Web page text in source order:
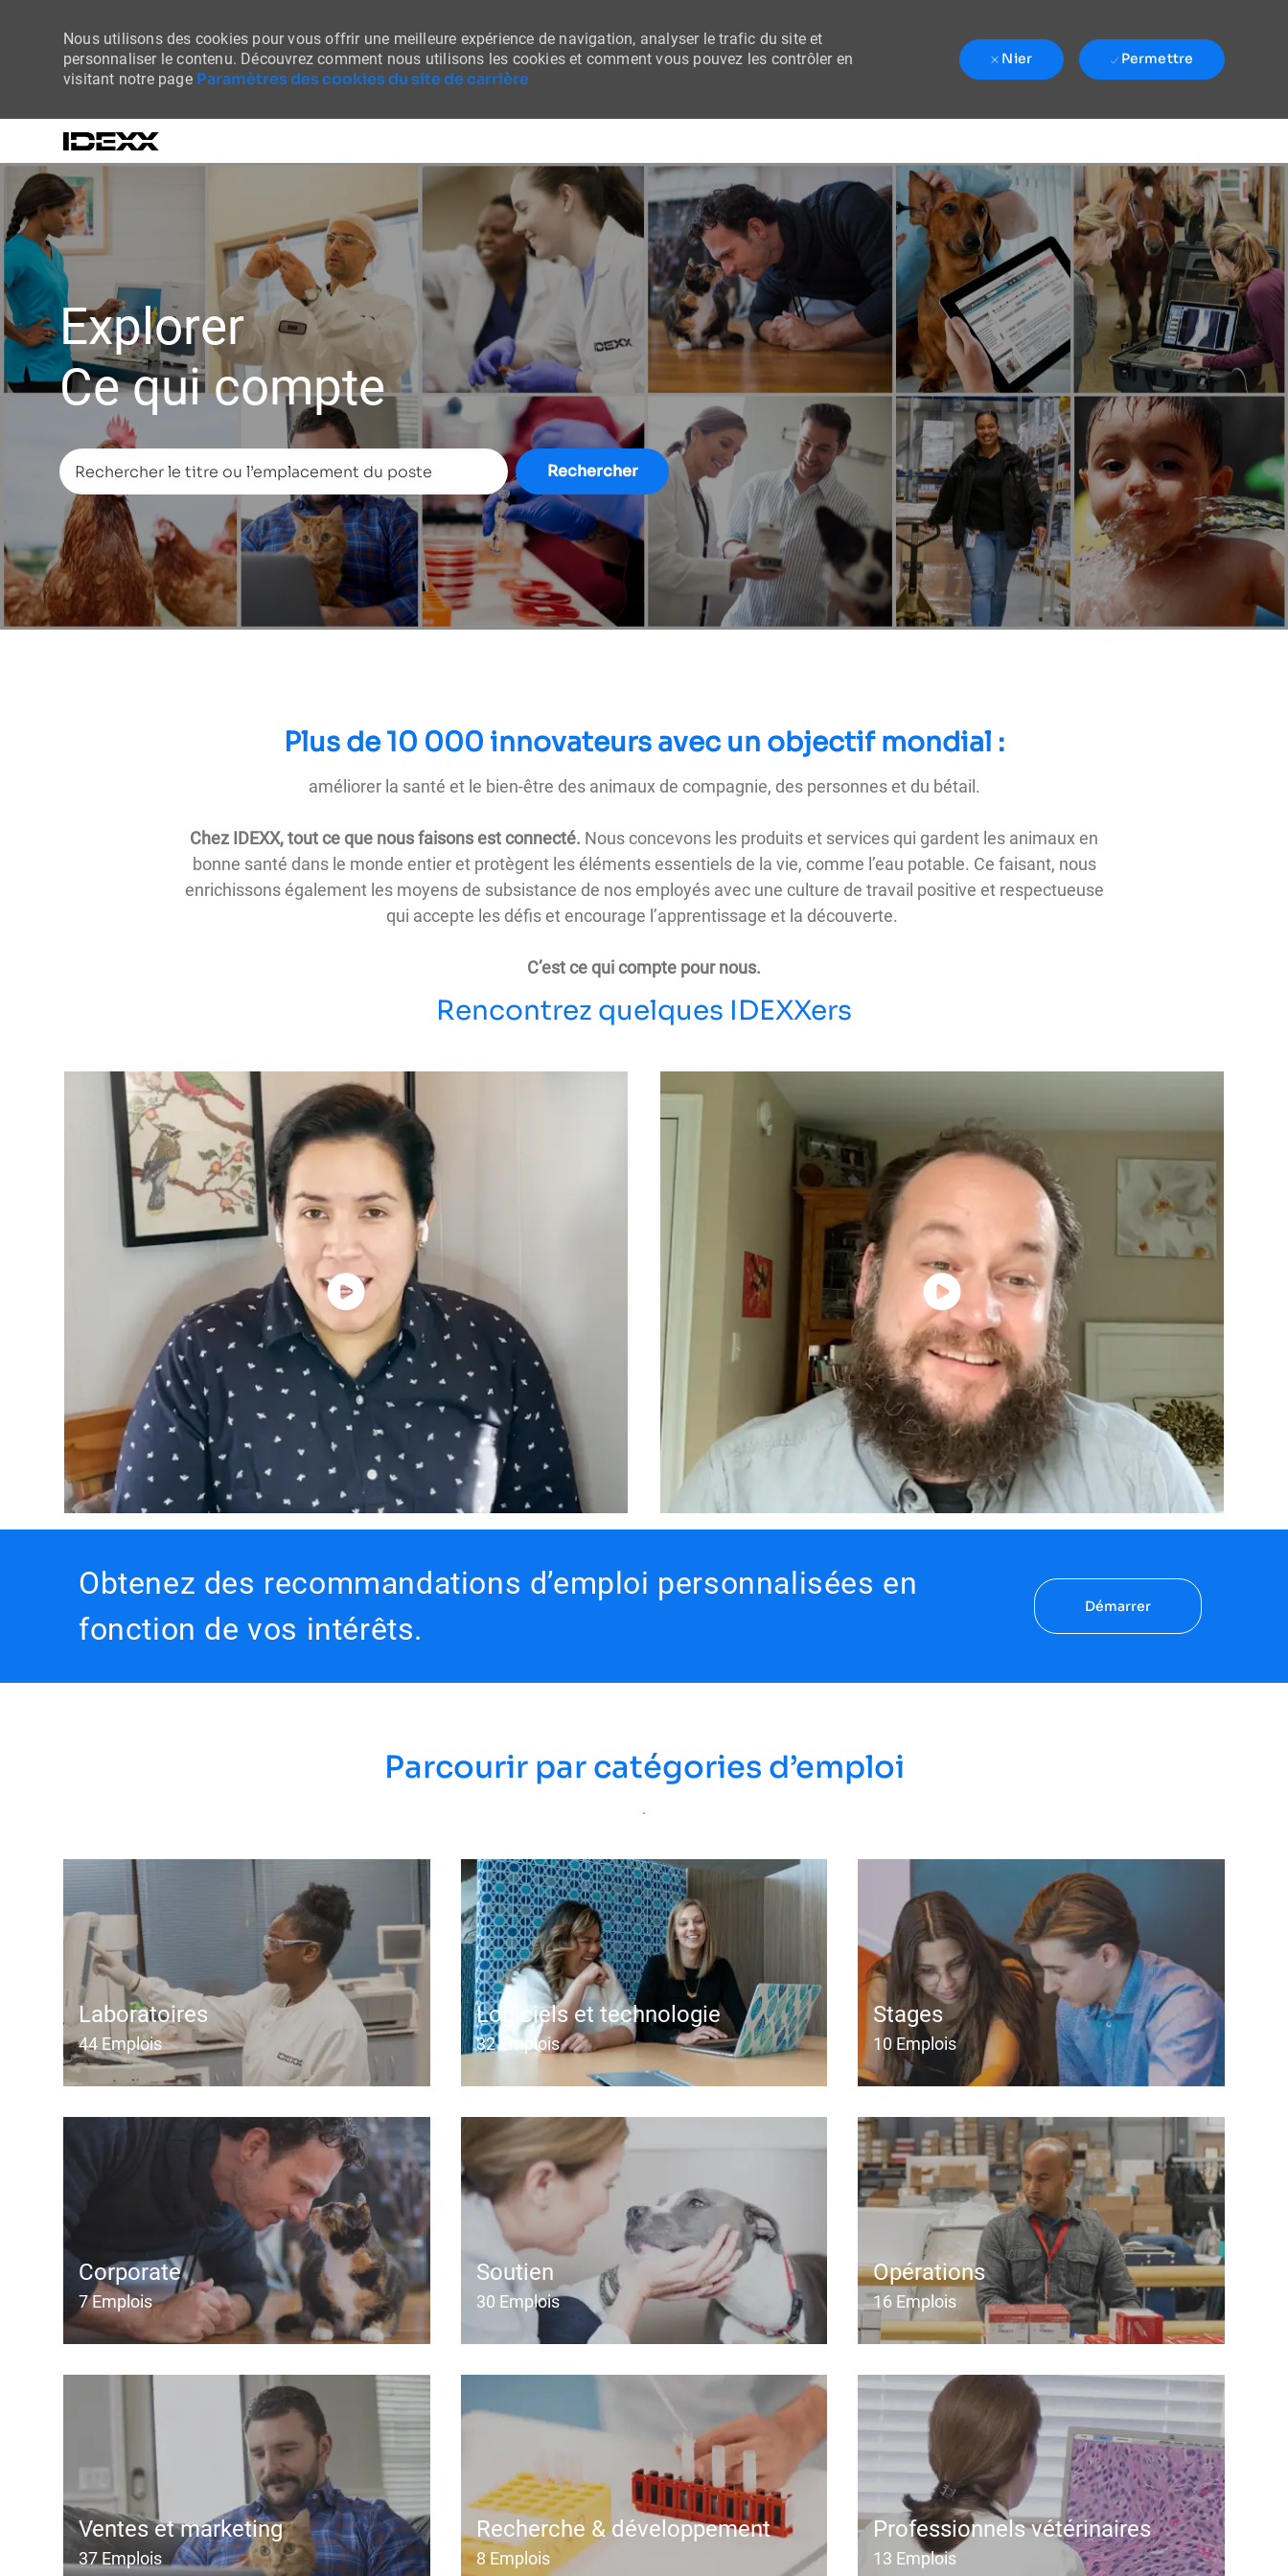
Nous utilisons des cookies pour vous offrir une meilleure expérience de navigation, analyser le trafic du site et
personnaliser le contenu. Découvrez comment nous utilisons les cookies et comment vous pouvez les contrôler en
visitant notre page Paramètres des cookies du site de carrière
Nier Permettre
Explorer
Ce qui compte
Rechercher le titre ou l’emplacement du poste
Rechercher
Plus de 10 000 innovateurs avec un objectif mondial :
améliorer la santé et le bien-être des animaux de compagnie, des personnes et du bétail.
Chez IDEXX, tout ce que nous faisons est connecté. Nous concevons les produits et services qui gardent les animaux en
bonne santé dans le monde entier et protègent les éléments essentiels de la vie, comme l’eau potable. Ce faisant, nous
enrichissons également les moyens de subsistance de nos employés avec une culture de travail positive et respectueuse
qui accepte les défis et encourage l’apprentissage et la découverte.
C’est ce qui compte pour nous.
Rencontrez quelques IDEXXers
Obtenez des recommandations d’emploi personnalisées en
fonction de vos intérêts.
Démarrer
Parcourir par catégories d’emploi
.
Laboratoires
44 Emplois
Logiciels et technologie
32Emplois
Stages
10 Emplois
Corporate
7Emplois
Soutien
30 Emplois
Opérations
16 Emplois
Ventes et marketing
37Emplois
Recherche & développement
8Emplois
Professionnels vétérinaires
13 Emplois